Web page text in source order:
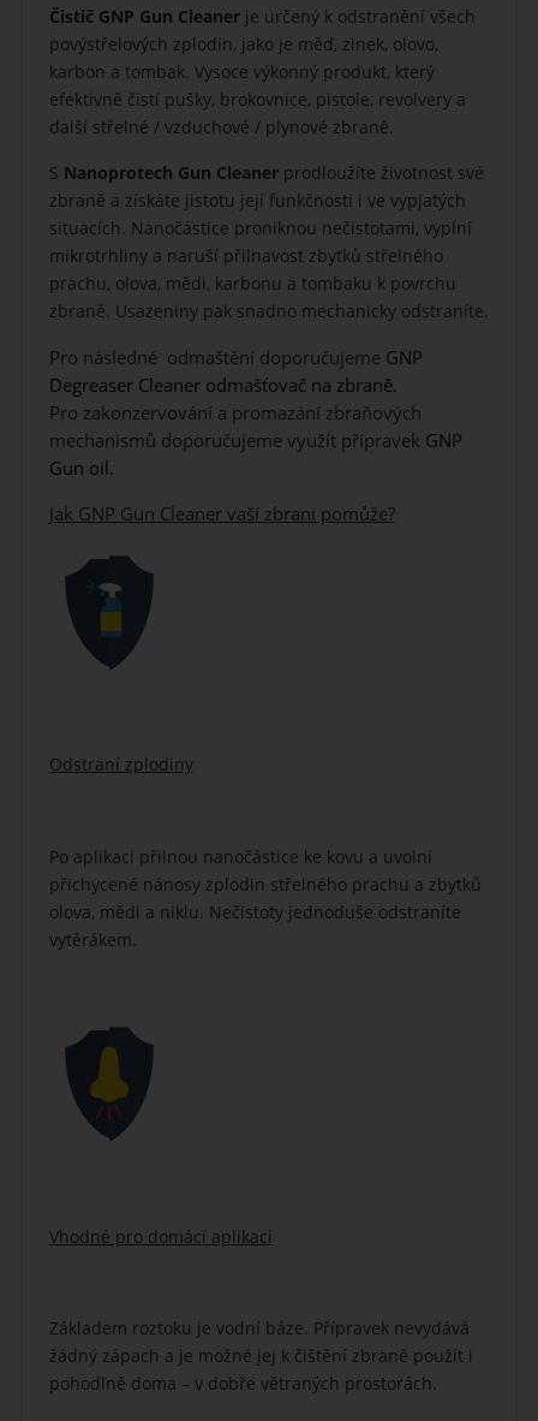
Čistič GNP Gun Cleanerje určený k odstranění všech
povýstřelových zplodin, jako je měď, zinek, olovo,
karbon a tombak. Vysoce výkonný produkt, který
efektivně čistí pušky, brokovnice, pistole, revolvery a
další střelné / vzduchové / plynové zbraně.
S Nanoprotech Gun Cleanerprodloužíte životnost své
zbraně a získáte jistotu její funkčnosti i ve vypjatých
situacích. Nanočástice proniknou nečistotami, vyplní
mikrotrhliny a naruší přilnavost zbytků střelného
prachu, olova, mědi, karbonu a tombaku k povrchu
zbraně. Usazeniny pak snadno mechanicky odstraníte.
Pro následné odmaštění doporučujeme GNP
Degreaser Cleaner odmašťovač na zbraně.
Pro zakonzervování a promazání zbraňových
mechanismů doporučujeme využít přípravek GNP
Gun oil.
Jak GNP Gun Cleaner vaší zbrani pomůže?
Odstraní zplodiny
Po aplikaci přilnou nanočástice ke kovu a uvolní
přichycené nánosy zplodin střelného prachu a zbytků
olova, mědi a niklu. Nečistoty jednoduše odstraníte
vytěrákem.
Vhodné pro domácí aplikaci
Základem roztoku je vodní báze. Přípravek nevydává
žádný zápach a je možné jej k čištění zbraně použít i
pohodlně doma – v dobře větraných prostorách.